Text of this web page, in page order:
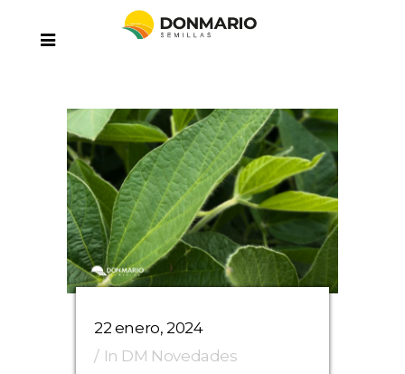
22 enero, 2024
In DM Novedades